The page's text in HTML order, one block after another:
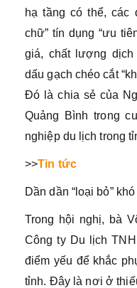
hạ tầng có thể, các
chữ” tín dụng “ưu
giá, chất lượng
dấu gạch chéo cắt
Đó là chia sẻ của
Quảng Bình trong
nghiệp du lịch trong
>>Tin tức
Dần dần “loại bỏ”
Trong hội nghị, bà
Công ty Du lịch
điểm yếu để khắc
tỉnh. Đây là nơi ở